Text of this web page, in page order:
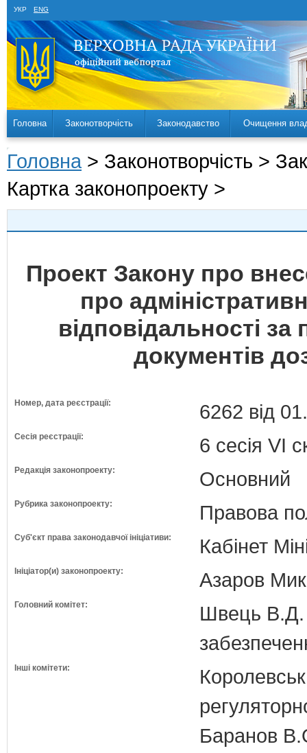
УКР ENG
Головна Законотворчість Законодавство Очищення
Головна > Законотворчість >
Картка законопроекту >
Проект Закону про
про
відповідальності
документів
Номер, дата реєстрації: 6262 від
Сесія реєстрації: 6 сесія VI
Редакція законопроекту: Основний
Рубрика законопроекту: Правова
Суб'єкт права законодавчої ініціативи: Кабінет
Ініціатор(и) законопроекту: Азаров
Головний комітет:
Швець В.Д.
Інші комітети:
Баранов